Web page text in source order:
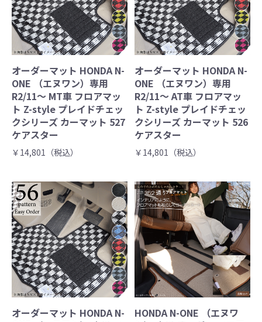
オーダーマット HONDA N-
ONE （エヌワン）専用
R2/11～ MT車 フロアマッ
ト Z-style プレイドチェッ
クシリーズ カーマット 527
ケアスター
￥14,801（税込）
オーダーマット HONDA N-
ONE （エヌワン）専用
R2/11～ AT車 フロアマッ
ト Z-style プレイドチェッ
クシリーズ カーマット 526
ケアスター
￥14,801（税込）
オーダーマット HONDA N-
HONDA N-ONE （エヌワ